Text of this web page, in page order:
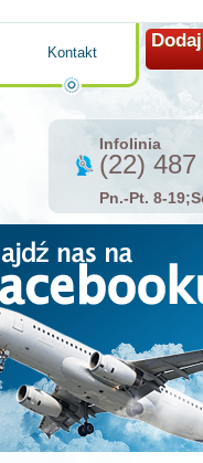
Kontakt
Infolinia
(22)
Pn.-Pt. 8-